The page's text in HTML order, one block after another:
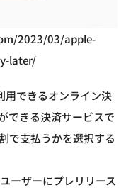
2023/03/apple-
later/
用できるオンライン決
できる決済サービスで
で支払うかを選択する
ーザーにプレリリース